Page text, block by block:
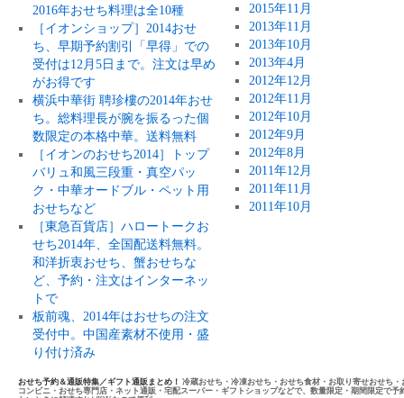
2016年おせち料理は全10種
［イオンショップ］2014おせ
ち、早期予約割引「早得」での
受付は12月5日まで。注文は早め
がお得です
横浜中華街 聘珍樓の2014年おせ
ち。総料理長が腕を振るった個
数限定の本格中華。送料無料
［イオンのおせち2014］トップ
バリュ和風三段重・真空パッ
ク・中華オードブル・ペット用
おせちなど
［東急百貨店］ハロートークお
せち2014年、全国配送料無料。
和洋折衷おせち、蟹おせちな
ど、予約・注文はインターネッ
トで
板前魂、2014年はおせちの注文
受付中。中国産素材不使用・盛
り付け済み
2015年11月
2013年11月
2013年10月
2013年4月
2012年12月
2012年11月
2012年10月
2012年9月
2012年8月
2011年12月
2011年11月
2011年10月
おせち予約＆通販特集／ギフト通販まとめ！ 冷蔵おせち・冷凍おせち・おせち食材・お取り寄せおせち
コンビニ・おせち専門店・ネット通販・宅配スーパー・ギフトショップなどで、数量限定・期間限定で